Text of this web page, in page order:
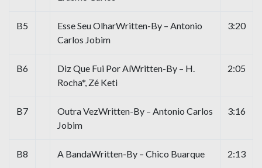
B5
Esse Seu OlharWritten-By – Antonio
Carlos Jobim
3:20
B6
Diz Que Fui Por AíWritten-By – H.
Rocha*, Zé Keti
2:05
B7
Outra VezWritten-By – Antonio Carlos
Jobim
3:16
B8 A BandaWritten-By – Chico Buarque 2:13